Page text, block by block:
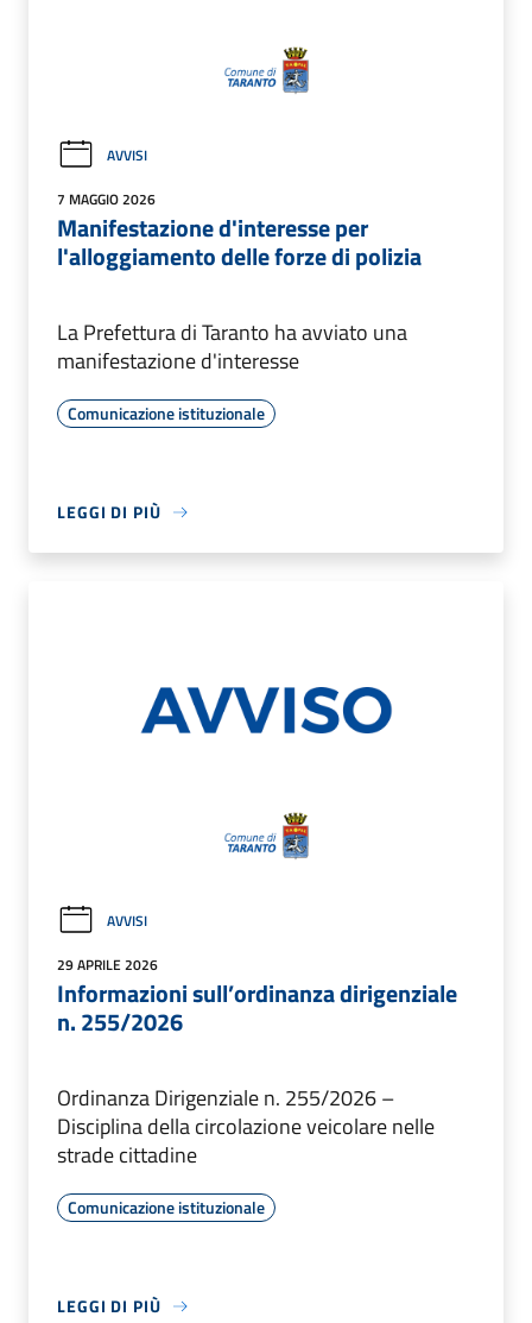
AVVISI
7 MAGGIO 2026
Manifestazione d'interesse per
l'alloggiamento delle forze di polizia
La Prefettura di Taranto ha avviato una
manifestazione d'interesse
Comunicazione istituzionale
LEGGI DI PIÙ
AVVISI
29 APRILE 2026
Informazioni sull’ordinanza dirigenziale
n. 255/2026
Ordinanza Dirigenziale n. 255/2026 –
Disciplina della circolazione veicolare nelle
strade cittadine
Comunicazione istituzionale
LEGGI DI PIÙ